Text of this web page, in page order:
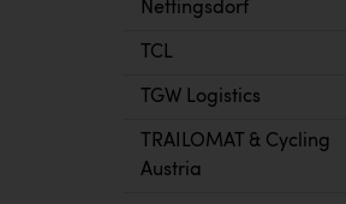
Nettingsdorf
TCL
TGW Logistics
TRAILOMAT & Cycling
Austria